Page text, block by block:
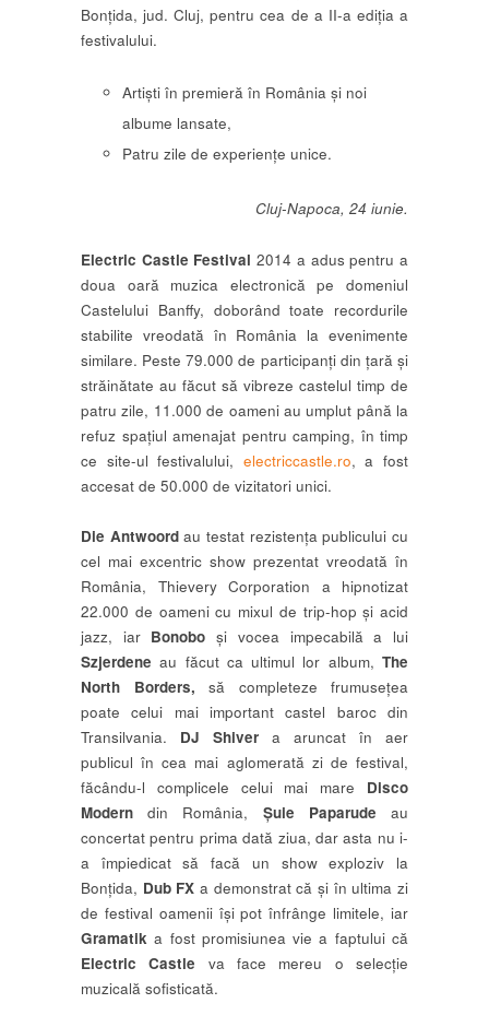
Bonțida, jud. Cluj, pentru cea de a II-a ediția a
festivalului.
Artiști în premieră în România și noi
albume lansate,
Patru zile de experiențe unice.
Cluj-Napoca, 24 iunie.
Electric Castle Festival 2014 a adus pentru a
doua oară muzica electronică pe domeniul
Castelului Banffy, doborând toate recordurile
stabilite vreodată în România la evenimente
similare. Peste 79.000 de participanți din țară și
străinătate au făcut să vibreze castelul timp de
patru zile, 11.000 de oameni au umplut până la
refuz spațiul amenajat pentru camping, în timp
ce site-ul festivalului, electriccastle.ro, a fost
accesat de 50.000 de vizitatori unici.
Die Antwoordau testat rezistența publicului cu
cel mai excentric show prezentat vreodată în
România, Thievery Corporation a hipnotizat
22.000 de oameni cu mixul de trip-hop și acid
jazz, iar Bonobo și vocea impecabilă a lui
Szjerdene au făcut ca ultimul lor album, The
North Borders, să completeze frumusețea
poate celui mai important castel baroc din
Transilvania. DJ Shiver a aruncat în aer
publicul în cea mai aglomerată zi de festival,
făcându-l complicele celui mai mare Disco
Modern din România, Șuie Paparude au
concertat pentru prima dată ziua, dar asta nu i-
a împiedicat să facă un show exploziv la
Bonțida, Dub FX a demonstrat că și în ultima zi
de festival oamenii își pot înfrânge limitele, iar
Gramatik a fost promisiunea vie a faptului că
Electric Castle va face mereu o selecție
muzicală sofisticată.